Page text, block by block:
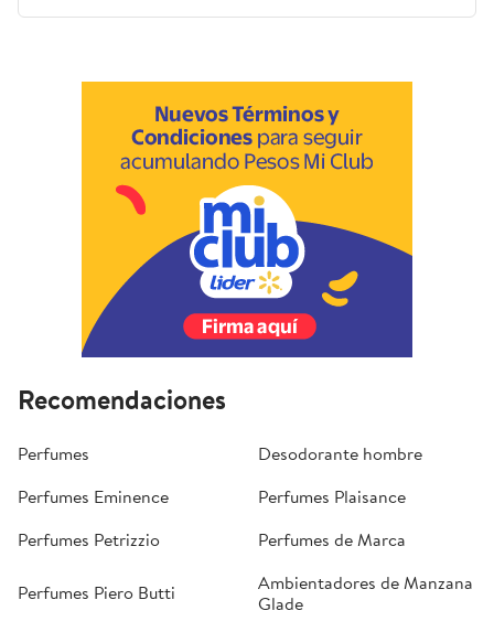
Recomendaciones
Perfumes
Desodorante hombre
Perfumes Eminence
Perfumes Plaisance
Perfumes Petrizzio
Perfumes de Marca
Perfumes Piero Butti
Ambientadores de Manzana
Glade